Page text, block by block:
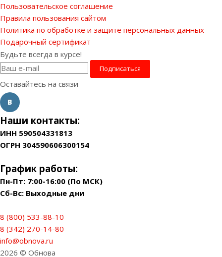
Пользовательское соглашение
Правила пользования сайтом
Политика по обработке и защите персональных данных
Подарочный сертификат
Будьте всегда в курсе!
Оставайтесь на связи
Наши контакты:
ИНН 590504331813
ОГРН 304590606300154
График работы:
Пн-Пт: 7:00-16:00 (По МСК)
Сб-Вс: Выходные дни
8 (800) 533-88-10
8 (342) 270-14-80
info@obnova.ru
2026 © Обнова